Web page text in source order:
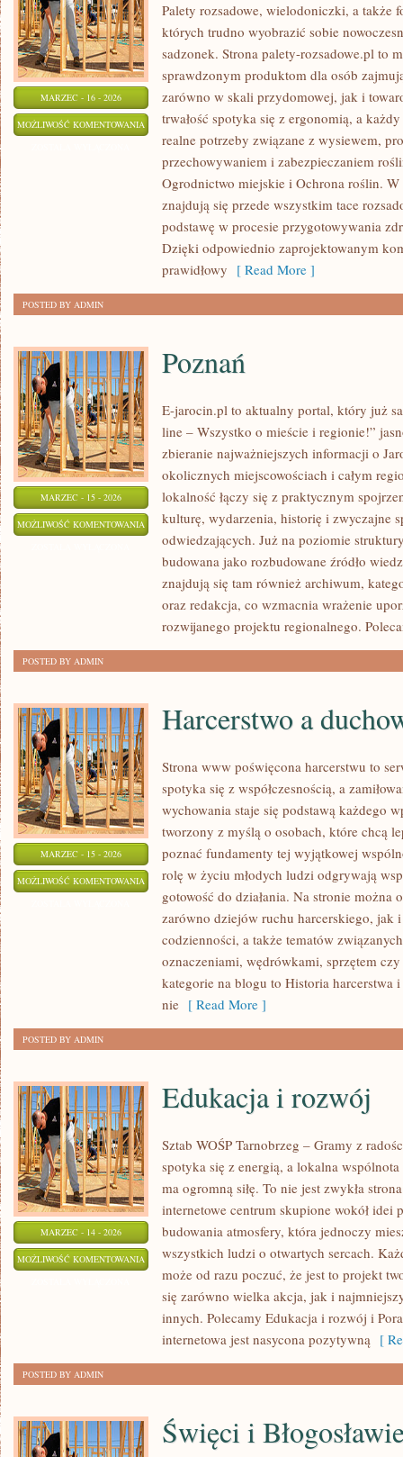
MARZEC - 16 - 2026
MOŻLIWOŚĆ KOMENTOWANIA NAWADNIANIE
OGRODU
Palety rozsadowe, wielodoniczki, a także
których trudno wyobrazić sobie
sadzonek. Strona palety-rozsadowe.pl to
sprawdzonym produktom dla osób
zarówno w skali przydomowej, jak i
trwałość spotyka się z ergonomią, a
realne potrzeby związane z wysiewem,
przechowywaniem i zabezpieczaniem
Ogrodnictwo miejskie i Ochrona roślin. W
znajdują się przede wszystkim tace
podstawę w procesie przygotowywania
Dzięki odpowiednio zaprojektowanym
prawidłowy [ Read More ]
POSTED BY ADMIN
MARZEC - 15 - 2026
MOŻLIWOŚĆ KOMENTOWANIA POZNAŃ
Poznań
E-jarocin.pl to aktualny portal, który już
line – Wszystko o mieście i regionie!”
zbieranie najważniejszych informacji o
okolicznych miejscowościach i całym
lokalność łączy się z praktycznym
kulturę, wydarzenia, historię i zwyczajne
odwiedzających. Już na poziomie
budowana jako rozbudowane źródło
znajdują się tam również archiwum,
oraz redakcja, co wzmacnia wrażenie
rozwijanego projektu regionalnego.
POSTED BY ADMIN
MARZEC - 15 - 2026
MOŻLIWOŚĆ KOMENTOWANIA HARCERSTWO
DUCHOWOŚĆ
Harcerstwo a
Strona www poświęcona harcerstwu to
spotyka się z współczesnością, a
wychowania staje się podstawą każdego
tworzony z myślą o osobach, które chcą
poznać fundamenty tej wyjątkowej
rolę w życiu młodych ludzi odgrywają
gotowość do działania. Na stronie można
zarówno dziejów ruchu harcerskiego, jak
codzienności, a także tematów
oznaczeniami, wędrówkami, sprzętem
kategorie na blogu to Historia harcerstwa
nie [ Read More ]
POSTED BY ADMIN
MARZEC - 14 - 2026
MOŻLIWOŚĆ KOMENTOWANIA EDUKACJA
ROZWÓJ
Edukacja i rozwój
Sztab WOŚP Tarnobrzeg – Gramy z
spotyka się z energią, a lokalna
ma ogromną siłę. To nie jest zwykła
internetowe centrum skupione wokół idei
budowania atmosfery, która jednoczy
wszystkich ludzi o otwartych sercach.
może od razu poczuć, że jest to projekt
się zarówno wielka akcja, jak i
innych. Polecamy Edukacja i rozwój i
internetowa jest nasycona pozytywną [
POSTED BY ADMIN
Święci i